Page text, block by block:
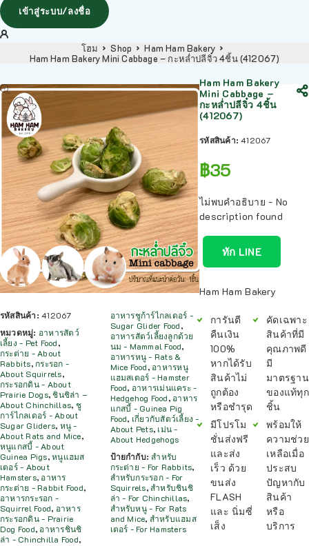
เข้าสู่ระบบ/ลงชื่อ
โฮม Shop
Ham Ham Bakery
Ham Ham Bakery Mini Cabbage – กะหล่ำปลีจิ๋ว 4ชิ้น (412067)
รหัสสินค้า:412067
หมวดหมู่: อาหารสัตว์
เลี้ยง - Pet Food,
กระต่าย - About
Rabbits, กระรอก -
About Squirrels,
กระรอกดิน - About
Prairie Dogs,ชินชิล่า –
About Chinchillas, ชู
การ์ไกลเดอร์ - About
Sugar Gliders, หนู -
About Rats and Mice,
หนูแกสบี้ - About
Guinea Pigs,หนูแฮมส
เตอร์ - About
Hamsters, อาหาร
กระต่าย - Rabbit Food,
อาหารกระรอก -
Squirrel Food, อาหาร
กระรอกดิน - Prairie
Dog Food, อาหารชินชิ
ล่า - Chinchilla Food,
อาหารชูก้าร์ไกลเดอร์ -
Sugar Glider Food,
อาหารสัตว์เลี้ยงลูกด้วย
นม - Mammal Food,
อาหารหนู - Rats &
Mice Food, อาหารหนู
แฮมสเตอร์ - Hamster
Food, อาหารเม่นแคระ -
Hedgehog Food, อาหาร
แกสบี้ - Guinea Pig
Food, เกี่ยวกับสัตว์เลี้ยง -
About Pets, เม่น -
About Hedgehogs
ป้ายกำกับ:สำหรับ
กระต่าย - For Rabbits,
สำหรับกระรอก - For
Squirrels,สำหรับชินชิ
ล่า - For Chinchillas,
สำหรับหนู - For Rats
and Mice, สำหรับแฮมส
เตอร์ - For Hamsters
Ham Ham Bakery
Mini Cabbage –
กะหล่ำปลีจิ๋ว 4ชิ้น
(412067)
รหัสสินค้า:412067
฿35
ไม่พบคำอธิบาย - No
description found
ทัก LINE
Ham Ham Bakery
การันตี
คืนเงิน
100%
หากได้รับ
สินค้าไม่
ถูกต้อง
หรือชำรุด
มีโปรโม
ชั่นส่งฟรี
และส่ง
เร็ว ด้วย
ขนส่ง
FLASH
และ นิ่มซี่
เส็ง
คัดเฉพาะ
สินค้าที่มี
คุณภาพดี
มี
มาตรฐาน
ของแท้ทุก
ชิ้น
พร้อมให้
ความช่วย
เหลือเมื่อ
ประสบ
ปัญหากับ
สินค้า
หรือ
บริการ